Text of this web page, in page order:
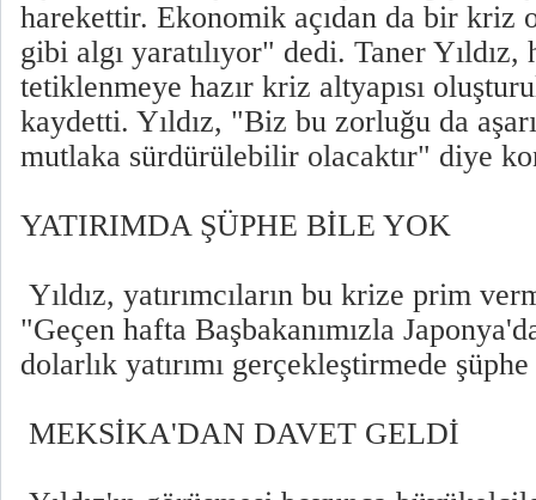
harekettir. Ekonomik açıdan da bir kriz
gibi algı yaratılıyor" dedi. Taner Yıldız,
tetiklenmeye hazır kriz altyapısı
kaydetti. Yıldız, "Biz bu zorluğu da
mutlaka sürdürülebilir olacaktır" diye
YATIRIMDA ŞÜPHE BİLE YOK
Yıldız, yatırımcıların bu krize prim
"Geçen hafta Başbakanımızla
dolarlık yatırımı gerçekleştirmede
MEKSİKA'DAN DAVET GELDİ